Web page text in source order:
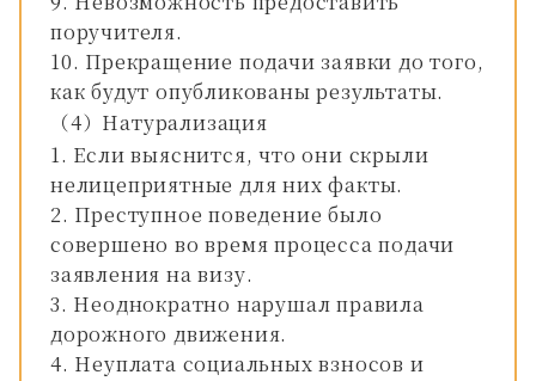
поручителя.
Прекращение подачи заявки до того,
как будут опубликованы результаты.
（4）Натурализация
Если выяснится, что они скрыли
нелицеприятные для них факты.
Преступное поведение было
совершено во время процесса подачи
заявления на визу.
Неоднократно нарушал правила
дорожного движения.
Неуплата социальных взносов и